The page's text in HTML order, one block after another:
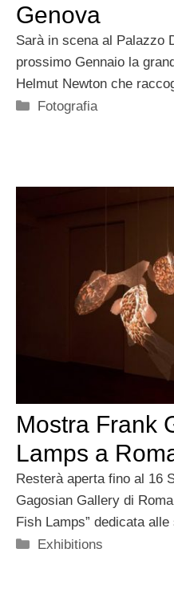
Genova
Sarà in scena al Palazzo
prossimo Gennaio la
Helmut Newton che
Categorie
Fotografia
Mostra Frank
Lamps a
Resterà aperta fino al 16
Gagosian Gallery di
Fish Lamps” dedicata
Categorie
Exhibitions